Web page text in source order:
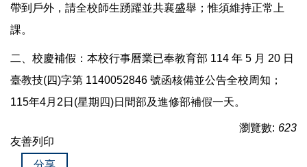
各項統計
帶到戶外，請全校師生踴躍並共襄盛舉；惟須維持正常上
課。
二、校慶補假：本校行事曆業已奉教育部 114 年 5 月 20 日
臺教技(四)字第 1140052846 號函核備並公告全校周知；
115年4月2日(星期四)日間部及進修部補假一天。
瀏覽數: 623
友善列印
分享